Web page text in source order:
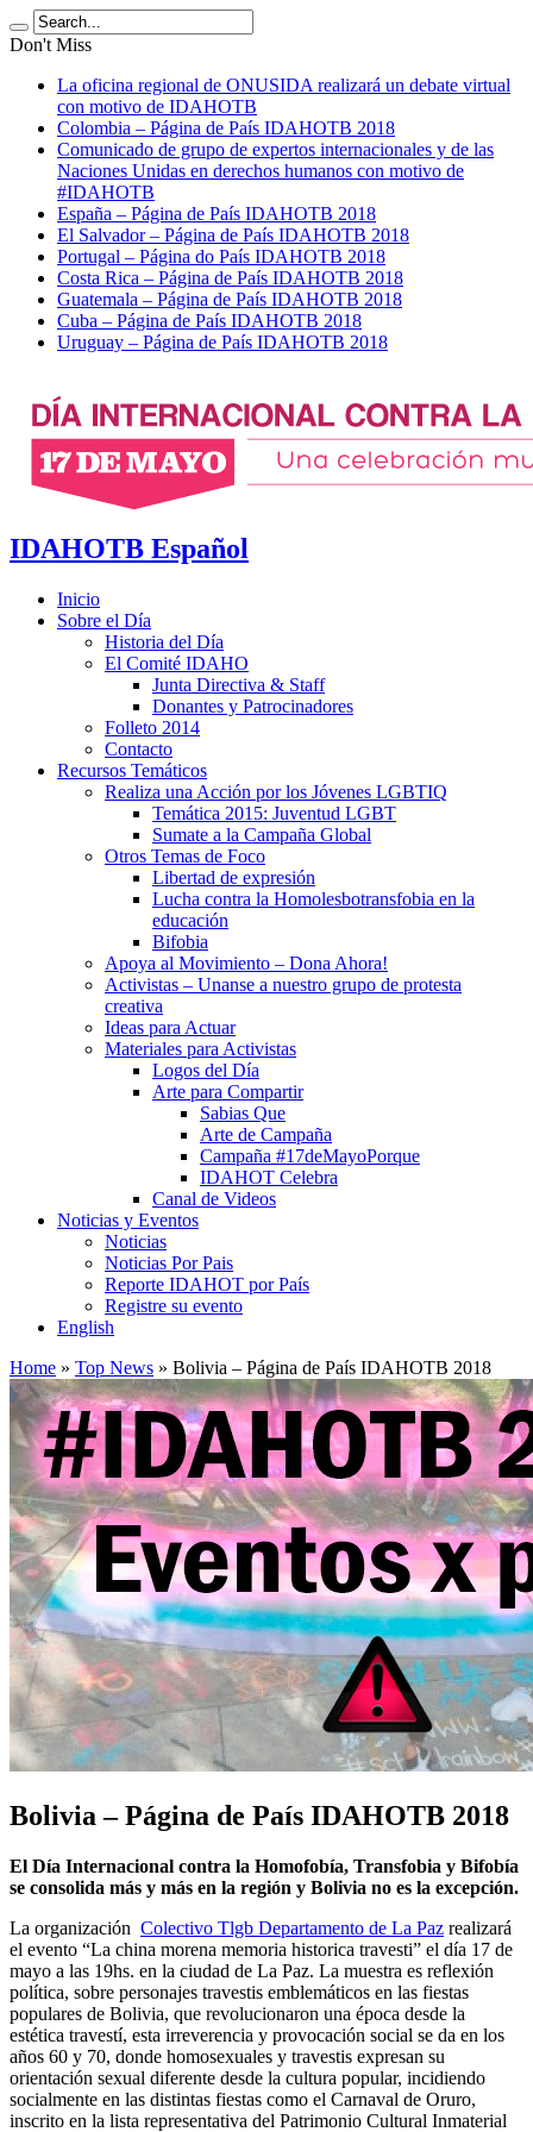
Don't Miss
La oficina regional de ONUSIDA realizará un debate virtual
con motivo de IDAHOTB
Colombia – Página de País IDAHOTB 2018
Comunicado de grupo de expertos internacionales y de las
Naciones Unidas en derechos humanos con motivo de
#IDAHOTB
España – Página de País IDAHOTB 2018
El Salvador – Página de País IDAHOTB 2018
Portugal – Página do País IDAHOTB 2018
Costa Rica – Página de País IDAHOTB 2018
Guatemala – Página de País IDAHOTB 2018
Cuba – Página de País IDAHOTB 2018
Uruguay – Página de País IDAHOTB 2018
IDAHOTB Español
Inicio
Sobre el Día
Historia del Día
El Comité IDAHO
Junta Directiva & Staff
Donantes y Patrocinadores
Folleto 2014
Contacto
Recursos Temáticos
Realiza una Acción por los Jóvenes LGBTIQ
Temática 2015: Juventud LGBT
Sumate a la Campaña Global
Otros Temas de Foco
Libertad de expresión
Lucha contra la Homolesbotransfobia en la
educación
Bifobia
Apoya al Movimiento – Dona Ahora!
Activistas – Unanse a nuestro grupo de protesta
creativa
Ideas para Actuar
Materiales para Activistas
Logos del Día
Arte para Compartir
Sabias Que
Arte de Campaña
Campaña #17deMayoPorque
IDAHOT Celebra
Canal de Videos
Noticias y Eventos
Noticias
Noticias Por Pais
Reporte IDAHOT por País
Registre su evento
English
Home » Top News » Bolivia – Página de País IDAHOTB 2018
Bolivia – Página de País IDAHOTB 2018
El Día Internacional contra la Homofobía, Transfobia y Bifobía
se consolida más y más en la región y Bolivia no es la excepción.
La organización Colectivo Tlgb Departamento de La Paz realizará
el evento “La china morena memoria historica travesti” el día 17 de
mayo a las 19hs. en la ciudad de La Paz. La muestra es reflexión
política, sobre personajes travestis emblemáticos en las fiestas
populares de Bolivia, que revolucionaron una época desde la
estética travestí, esta irreverencia y provocación social se da en los
años 60 y 70, donde homosexuales y travestis expresan su
orientación sexual diferente desde la cultura popular, incidiendo
socialmente en las distintas fiestas como el Carnaval de Oruro,
inscrito en la lista representativa del Patrimonio Cultural Inmaterial